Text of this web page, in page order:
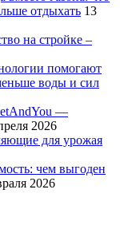
отдыхать 13
на стройке –
помогают
воды и сил
—
2026
для урожая
чем выгоден
2026